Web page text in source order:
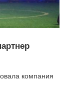
компания